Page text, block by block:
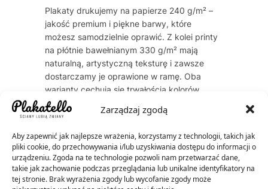
Zarządzaj zgodą
Aby zapewnić jak najlepsze wrażenia, korzystamy z technologii, takich jak
pliki cookie, do przechowywania i/lub uzyskiwania dostępu do informacji o
urządzeniu. Zgoda na te technologie pozwoli nam przetwarzać dane,
takie jak zachowanie podczas przeglądania lub unikalne identyfikatory na
tej stronie. Brak wyrażenia zgody lub wycofanie zgody może
Plakaty drukujemy na papierze 240 g/m² –
jakość premium i piękne barwy, które
możesz samodzielnie oprawić. Z kolei printy
na płótnie bawełnianym 330 g/m² mają
naturalną, artystyczną teksturę i zawsze
dostarczamy je oprawione w ramę. Oba
warianty cechują się trwałością kolorów
przez dekady – do 60 lat dla plakatów, do
200 lat dla płócien.